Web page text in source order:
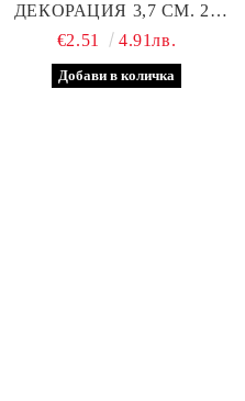
ДЕКОРАЦИЯ 3,7 СМ. 24
БРОЯ В ПАКЕТ
€2.51 4.91лв.